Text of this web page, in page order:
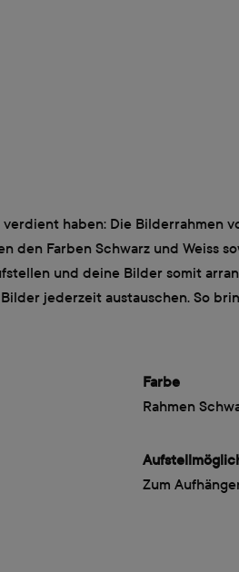
haben: Die
den Farben Schwarz und Weiss
und deine Bilder somit
jederzeit austauschen. So
Farbe
Rahmen
Zum